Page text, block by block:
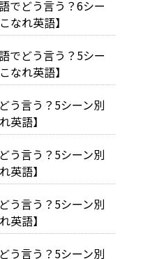
でどう言う？6シー
なれ英語】
でどう言う？5シー
なれ英語】
う言う？5シーン別
英語】
う言う？5シーン別
英語】
う言う？5シーン別
英語】
う言う？5シーン別